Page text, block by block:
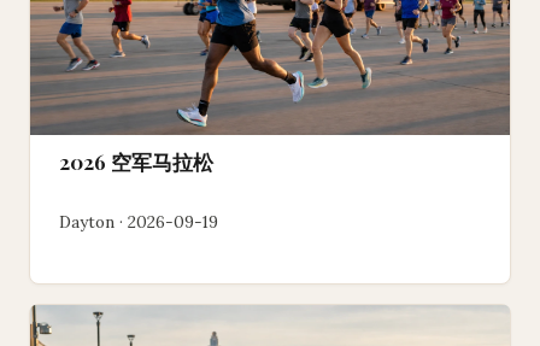
2026 空军马拉松
Dayton · 2026-09-19